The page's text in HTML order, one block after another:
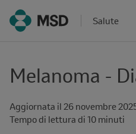
Salute
Melanoma -
Aggiornata il 26 novembre
Reading
Tempo di lettura di 10 minuti